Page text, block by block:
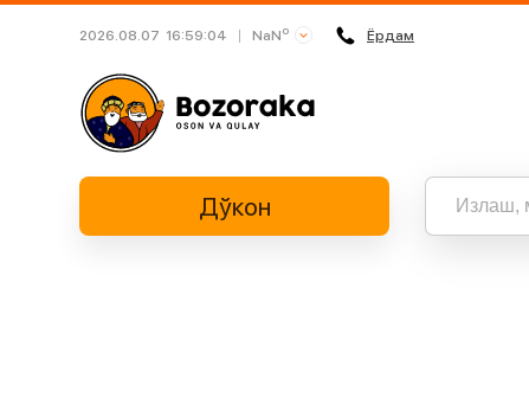
2026.08.07 16:59:04 NaNo
Busan
Daegu
Gwangju
Ёрдам
Дўкон